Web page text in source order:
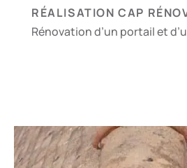
RÉALISATION CAP
Rénovation d’un portail et